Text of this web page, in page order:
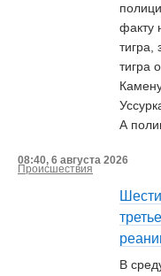
факту
тигра,
тигра
А
08:40, 6 августа 2026
Происшествия
В